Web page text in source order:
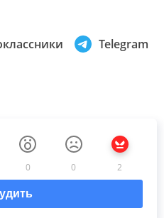
Telegram
0 0 2